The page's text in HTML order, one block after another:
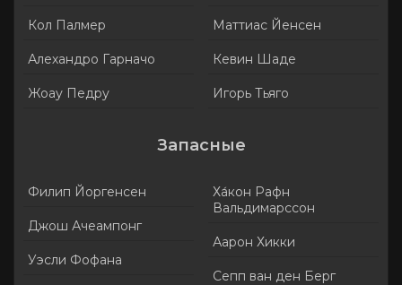
Кол Палмер
Алехандро Гарначо
Жоау Педру
Маттиас Йенсен
Кевин Шаде
Игорь Тьяго
Запасные
Филип Йоргенсен
Джош Ачеампонг
Уэсли Фофана
Ха́кон Рафн
Вальдимарссон
Аарон Хикки
Сепп ван ден Берг